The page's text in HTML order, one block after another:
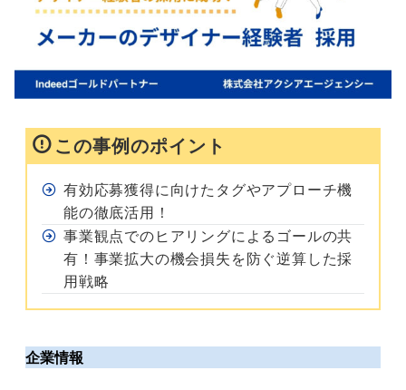
この事例のポイント
有効応募獲得に向けたタグやアプローチ機
能の徹底活用！
事業観点でのヒアリングによるゴールの共
有！事業拡大の機会損失を防ぐ逆算した採
用戦略
企業情報